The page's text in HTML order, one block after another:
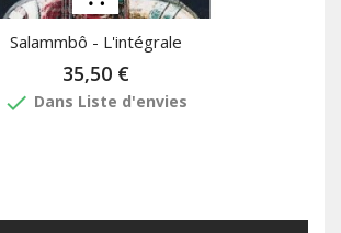
Salammbô - L'intégrale
35,50 €
done Dans Liste d'envies